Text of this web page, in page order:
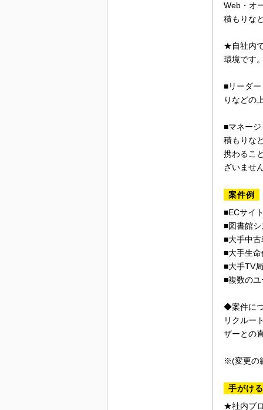
Web・オ
積もりな
★自社内
環境です
■リーダ
りなどの
■マネー
積もりな
携わるこ
ざいませ
案件例
■ECサイ
■図書館
■大手中
■大手生
■大手TV
■複数の
◆案件に
リクルー
ザーとの
※(変更の
手がけ
★社内ブ